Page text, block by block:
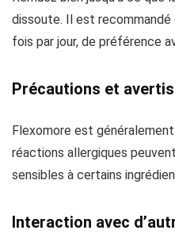
dissoute. Il est recommandé
fois par jour, de préférence
Précautions et
Flexomore est
réactions allergiques
sensibles à certains
Interaction avec